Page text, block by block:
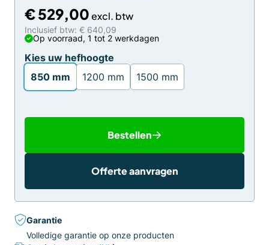
€529,00
Inclusief btw: € 640,09
Op voorraad, 1 tot 2 werkdagen
Kies uw hefhoogte
850 mm
1200 mm 1500 mm
Bestellen
Offerte aanvragen
Garantie
Volledige garantie op onze producten